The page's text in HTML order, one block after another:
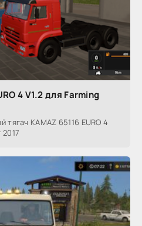
4 V1.2 для Farming
KAMAZ 65116 EURO 4